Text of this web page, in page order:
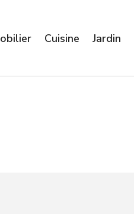
Cuisine Jardin